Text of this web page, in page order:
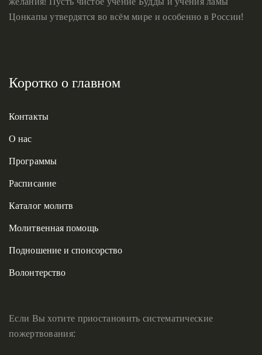
Цонкапы утвердятся во всём мире и особенно в России!
Коротко о главном
Контакты
О нас
Программы
Расписание
Каталог молитв
Молитвенная помощь
Подношение и спонсорство
Волонтерство
Если Вы хотите приостановить систематические
пожертвования: